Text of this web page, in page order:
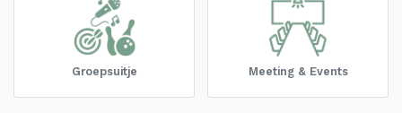
Groepsuitje Meeting & Events